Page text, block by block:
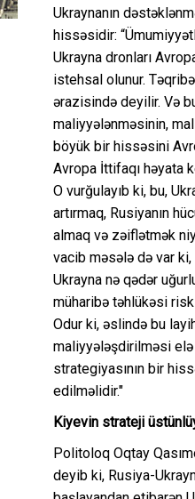
Ukraynanın
hissəsidir:
Ukrayna dronları
istehsal olunur.
ərazisində deyilir. Və
maliyyələnməsinin,
böyük bir hissəsini
Avropa İttifaqı həyata
O vurğulayıb ki, bu,
artırmaq, Rusiyanın
almaq və zəiflətmək
vacib məsələ də var
Ukrayna nə qədər
müharibə təhlükəsi
Odur ki, əslində bu
maliyyələşdirilməsi
strategiyasının bir
edilməlidir."
Kiyevin strateji
Politoloq Oqtay
deyib ki, Rusiya-